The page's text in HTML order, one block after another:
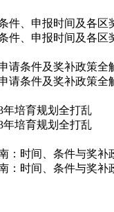
、申报时间及各区
、申报时间及各区
条件及奖补政策全
条件及奖补政策全
年培育规划全打乱
年培育规划全打乱
：时间、条件与奖补
：时间、条件与奖补